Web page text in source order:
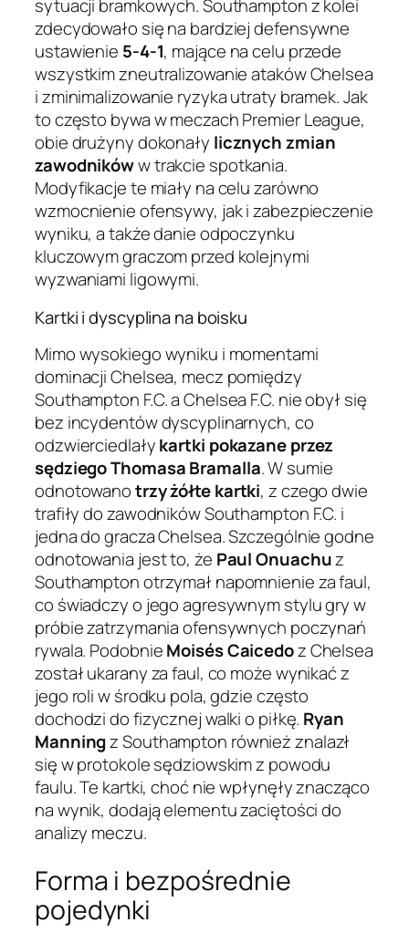
sytuacji bramkowych. Southampton z kolei
zdecydowało się na bardziej defensywne
ustawienie 5-4-1, mające na celu przede
wszystkim zneutralizowanie ataków Chelsea
i zminimalizowanie ryzyka utraty bramek. Jak
to często bywa w meczach Premier League,
obie drużyny dokonały licznych zmian
zawodnikóww trakcie spotkania.
Modyfikacje te miały na celu zarówno
wzmocnienie ofensywy, jak i zabezpieczenie
wyniku, a także danie odpoczynku
kluczowym graczom przed kolejnymi
wyzwaniami ligowymi.
Kartki i dyscyplina na boisku
Mimo wysokiego wyniku i momentami
dominacji Chelsea, mecz pomiędzy
Southampton F.C. a Chelsea F.C. nie obył się
bez incydentów dyscyplinarnych, co
odzwierciedlałykartki pokazane przez
sędziego Thomasa Bramalla. W sumie
odnotowanotrzy żółte kartki, z czego dwie
trafiły do zawodników Southampton F.C. i
jedna do gracza Chelsea. Szczególnie godne
odnotowania jest to, że Paul Onuachuz
Southampton otrzymał napomnienie za faul,
co świadczy o jego agresywnym stylu gry w
próbie zatrzymania ofensywnych poczynań
rywala. PodobnieMoisés Caicedoz Chelsea
został ukarany za faul, co może wynikać z
jego roli w środku pola, gdzie często
dochodzi do fizycznej walki o piłkę. Ryan
Manningz Southampton również znalazł
się w protokole sędziowskim z powodu
faulu. Te kartki, choć nie wpłynęły znacząco
na wynik, dodają elementu zaciętości do
analizy meczu.
Forma i bezpośrednie
pojedynki